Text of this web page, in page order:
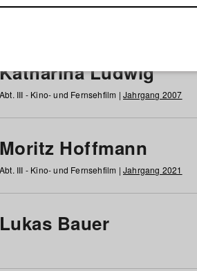
g h i j k l m n o p q r s t u v
Ludwig
Abt. III - Kino- und Fernsehfilm | Jahrgang 2007
Moritz Hoffmann
Abt. III - Kino- und Fernsehfilm | Jahrgang 2021
Lukas Bauer